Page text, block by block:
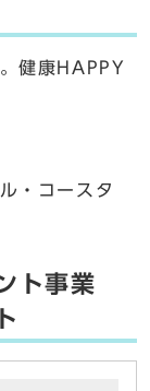
健康HAPPY
・コースタ
ト事業